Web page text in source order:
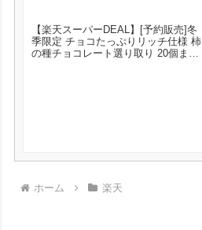
【楽天スーパーDEAL】[予約販売]冬
季限定 チョコたっぷりリッチ仕様 柿
の種チョコレート選り取り 20個まで
ホーム 楽天